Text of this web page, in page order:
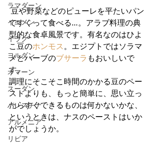
ラマダーン
イエメン
イラク
ヨルダン
オマーン
スーダン
パレスチナ
アルメニア
リビア
豆や野菜などのピューレを平たいパン
ですくって食べる…。アラブ料理の典
型的な食卓風景です。有名なのはひよ
こ豆のホンモス。エジプトではソラマ
メとハーブのブサーラ もおいしいで
す。
調理にそこそこ時間のかかる豆のペー
ストよりも、もっと簡単に、思い立っ
たらすぐできるものは何かないかな、
というときは、ナスのペーストはいか
がでしょうか。